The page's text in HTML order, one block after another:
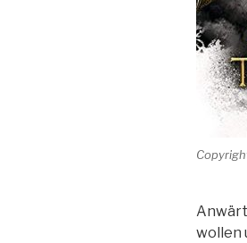
wollen